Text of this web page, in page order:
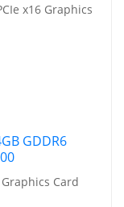
x16 Graphics
Graphics Card